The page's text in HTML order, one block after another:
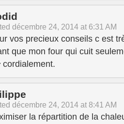
décembre 24, 2014 at 6:31 AM
vos precieux conseils c est
que mon four qui cuit
cordialement.
décembre 24, 2014 at 8:41 AM
la répartition de la